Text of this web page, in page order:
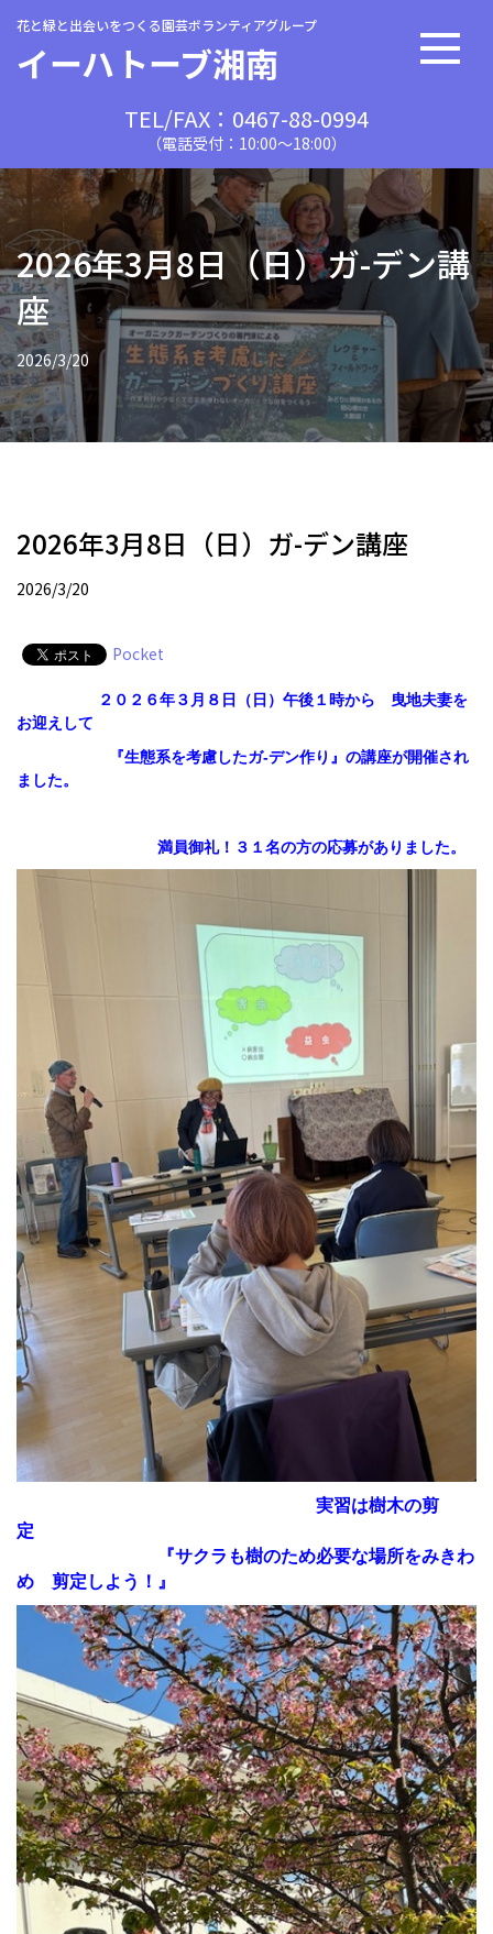
花と緑と出会いをつくる園芸ボランティアグループ
イーハトーブ湘南
TEL/FAX：0467-88-0994
（電話受付：10:00〜18:00）
2026年3月8日（日）ガ-デン講
座
2026/3/20
2026年3月8日（日）ガ-デン講座
2026/3/20
Pocket
２０２６年３月８日（日）午後１時から 曳地夫妻を
お迎えして
『生態系を考慮したガ-デン作り』の講座が開催され
ました。
満員御礼！３１名の方の応募がありました。
実習は樹木の剪
定
『サクラも樹のため必要な場所をみきわ
め 剪定しよう！』